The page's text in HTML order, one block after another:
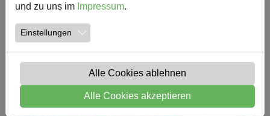
und zu uns im Impressum.
Einstellungen
Alle Cookies ablehnen
Alle Cookies akzeptieren